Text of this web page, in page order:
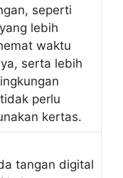
seperti
lebih
waktu
serta lebih
perlu
kertas.
tangan digital